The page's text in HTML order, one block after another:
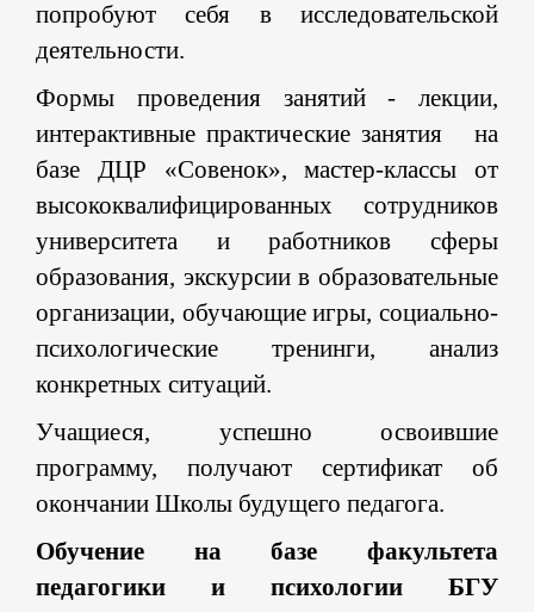
попробуют себя в исследовательской
деятельности.
Формы проведения занятий - лекции,
интерактивные практические занятия на
базе ДЦР «Совенок», мастер-классы от
высококвалифицированных сотрудников
университета и работников сферы
образования, экскурсии в образовательные
организации, обучающие игры, социально-
психологические тренинги, анализ
конкретных ситуаций.
Учащиеся, успешно освоившие
программу, получают сертификат об
окончании Школы будущего педагога.
Обучение на базе факультета
педагогики и психологии БГУ